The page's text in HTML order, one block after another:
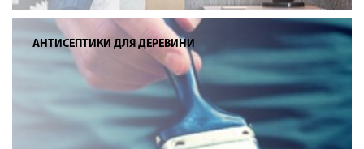
АНТИСЕПТИКИ ДЛЯ ДЕРЕВИНИ